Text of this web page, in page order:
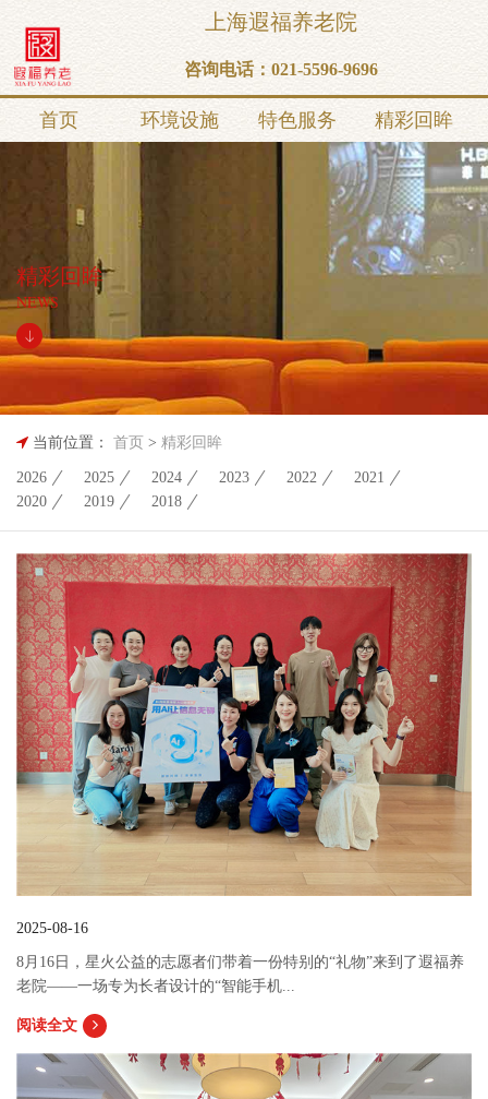
上海遐福养老院
咨询电话： 021-5596-9696
首页 环境设施 特色服务 精彩回眸
精彩回眸
NEWS
当前位置： 首页 > 精彩回眸
2026 2025 2024 2023 2022
2021
2020
2019 2018
2025-08-16
8月16日，星火公益的志愿者们带着一份特别的“礼物”来到了遐福养
老院——一场专为长者设计的“智能手机...
阅读全文